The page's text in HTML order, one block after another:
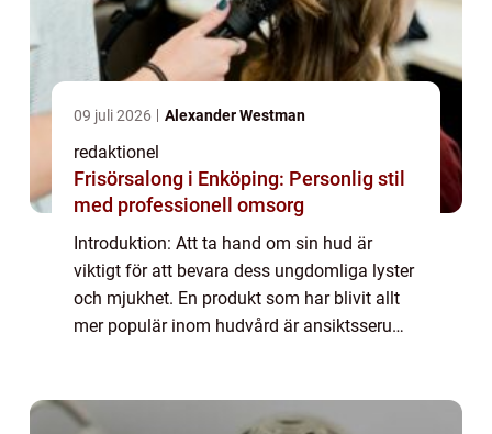
09 juli 2026 Alexander Westman
redaktionel
Frisörsalong i Enköping: Personlig stil
med professionell omsorg
Introduktion: Att ta hand om sin hud är
viktigt för att bevara dess ungdomliga lyster
och mjukhet. En produkt som har blivit allt
mer populär inom hudvård är ansiktsserum,